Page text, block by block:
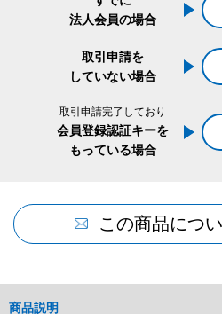
法人会員の場合
取引申請を
していない場合
取引申請完了しており
会員登録認証キーを
もっている場合
この商品につ
商品説明